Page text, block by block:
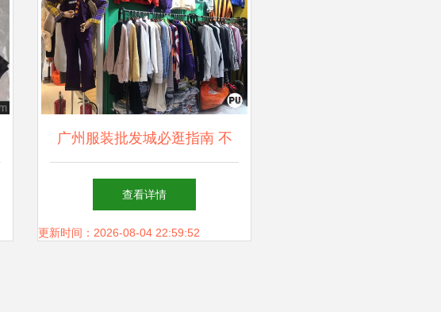
广州服装批发城必逛指南 不
会砍价？手把手教你省钱购衣
秘籍
查看详情
更新时间：2026-08-04 22:59:52